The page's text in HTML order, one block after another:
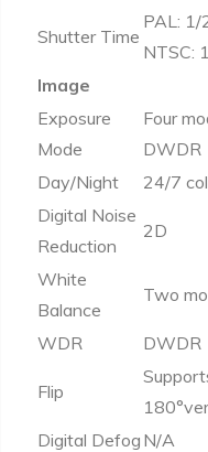
Shutter Time
PAL: 1/
NTSC:
Image
Exposure
Mode
Four
DWDR
Day/Night
24/7
Digital Noise
Reduction
2D
White
Balance
Two
WDR DWDR
Flip
Digital Defog N/A